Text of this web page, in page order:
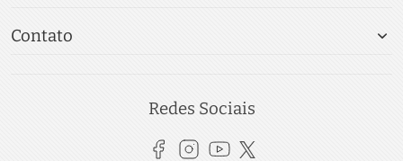
Contato
Redes Sociais